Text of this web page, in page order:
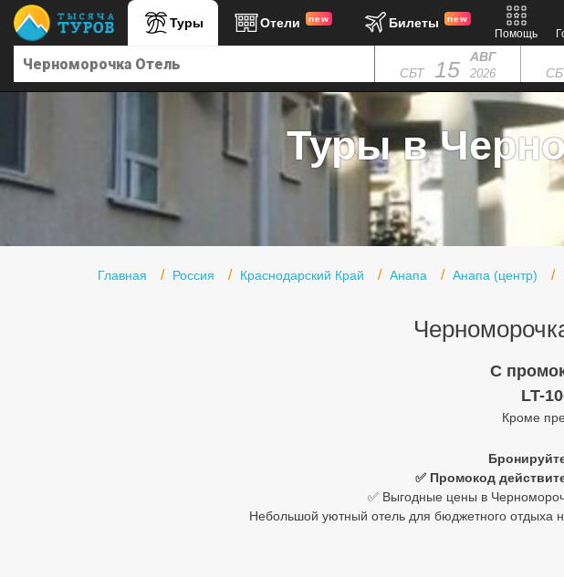
Туры Отели new Билеты new
Помощь
СБТ 15 АВГ
2026
Туры в
Главная Россия Краснодарский Край Анапа Анапа (центр)
C
LT-
Кроме
✅ Промокод
✅ Выгодные цены в
Небольшой уютный отель для бюджетного отдыха
Главная
Туры в ОАЭ